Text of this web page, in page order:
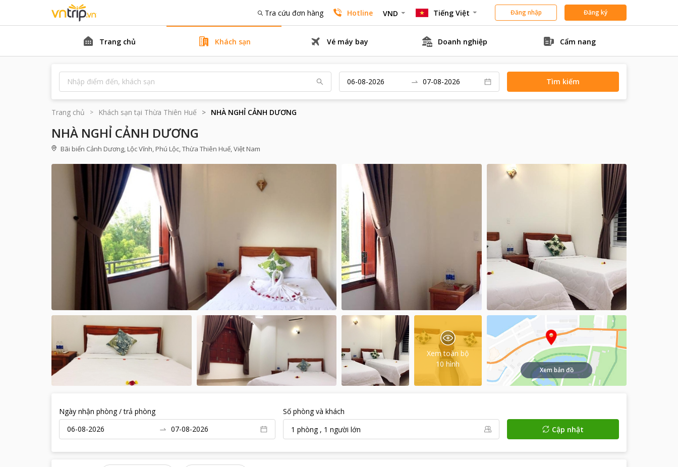
Tra cứu đơn hàng Hotline VND Tiếng Việt Đăng nhập Đăng ký
Trang chủ Khách sạn Vé máy bay Doanh nghiệp Cẩm nang
Tìm kiếm
Trang chủ Khách sạn tại Thừa Thiên Huế NHÀ NGHỈ CẢNH DƯƠNG
NHÀ NGHỈ CẢNH DƯƠNG
Bãi biển Cảnh Dương, Lộc Vĩnh, Phú Lộc, Thừa Thiên Huế, Việt Nam
Xem toàn bộ
10 hình
Xem bản đồ
Ngày nhận phòng / trả phòng
Số phòng và khách
1 phòng, 1 người lớn Cập nhật